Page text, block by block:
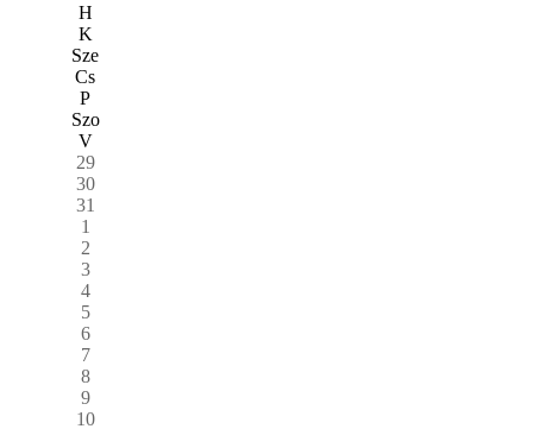
H
K
Sze
Cs
P
Szo
V
29
30
31
1
2
3
4
5
6
7
8
9
10